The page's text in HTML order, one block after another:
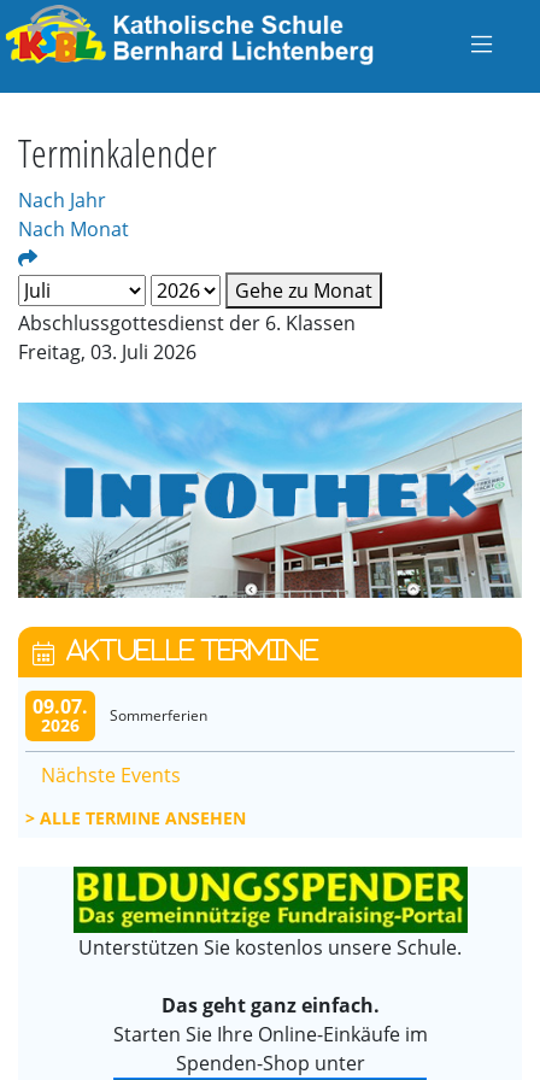
Terminkalender
Nach Jahr
Nach Monat
Gehe zu Monat
Abschlussgottesdienst der 6. Klassen
Freitag, 03. Juli 2026
AKTUELLE TERMINE
09.07.
2026 Sommerferien
Nächste Events
ALLE TERMINE ANSEHEN
Unterstützen Sie kostenlos unsere Schule.
Das geht ganz einfach.
Starten Sie Ihre Online-Einkäufe im
Spenden-Shop unter